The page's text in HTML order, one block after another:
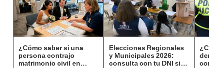
¿Cómo saber si una
persona contrajo
matrimonio civil en
Elecciones Regionales
y Municipales 2026:
consulta con tu DNI si
con